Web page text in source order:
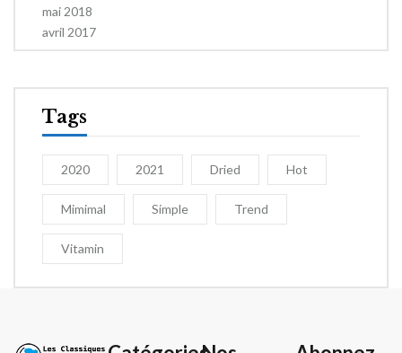
mai 2018
avril 2017
Tags
2020 2021 Dried Hot
Mimimal Simple Trend
Vitamin